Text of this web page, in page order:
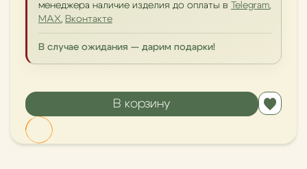
менеджера наличие изделия до оплаты в
Telegram,
MAX, Вконтакте
В случае ожидания — дарим подарки!
В корзину